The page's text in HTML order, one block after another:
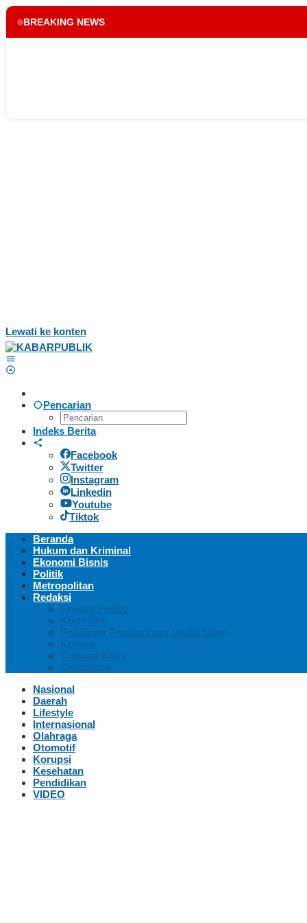
BREAKING NEWS
Lewati ke konten
Pencarian
Indeks Berita
Facebook
Twitter
Instagram
Linkedin
Youtube
Tiktok
Beranda
Hukum dan Kriminal
Ekonomi Bisnis
Politik
Metropolitan
Redaksi
Privacy Policy
Kode Etik
Pedoman Pemberitaan Media Siber
Kontak
Tentang Kami
Disclaimer
Nasional
Daerah
Lifestyle
Internasional
Olahraga
Otomotif
Korupsi
Kesehatan
Pendidikan
VIDEO